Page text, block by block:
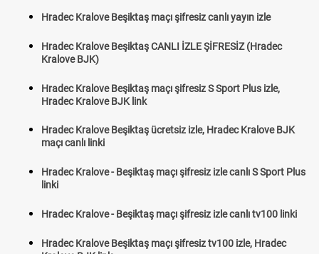
Hradec Kralove Beşiktaş maçı şifresiz canlı yayın izle
Hradec Kralove Beşiktaş CANLI İZLE ŞİFRESİZ (Hradec
Kralove BJK)
Hradec Kralove Beşiktaş maçı şifresiz S Sport Plus izle,
Hradec Kralove BJK link
Hradec Kralove Beşiktaş ücretsiz izle, Hradec Kralove BJK
maçı canlı linki
Hradec Kralove - Beşiktaş maçı şifresiz izle canlı S Sport Plus
linki
Hradec Kralove - Beşiktaş maçı şifresiz izle canlı tv100 linki
Hradec Kralove Beşiktaş maçı şifresiz tv100 izle, Hradec